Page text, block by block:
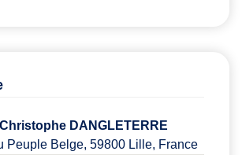
DANGLETERRE
Peuple Belge, 59800 Lille, France